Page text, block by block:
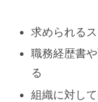
求められる
職務経歴書
る
組織に対し